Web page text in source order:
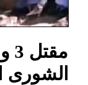
الشورى